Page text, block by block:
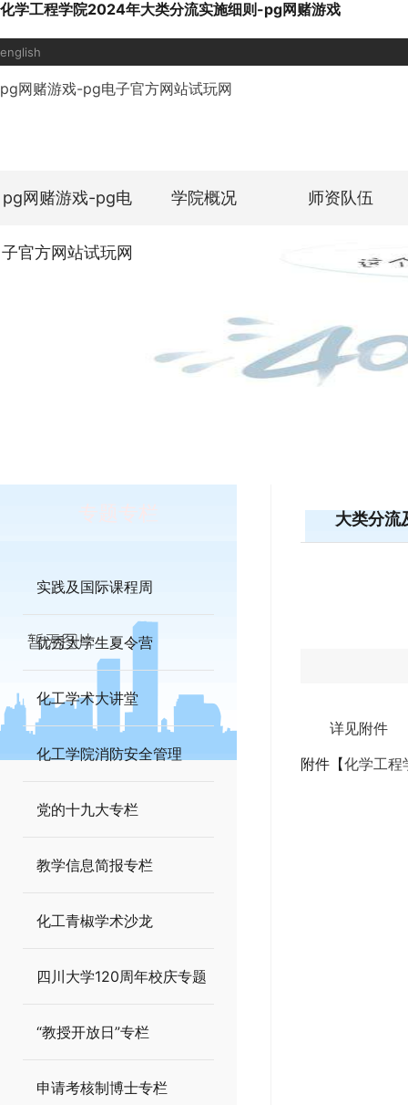
化学工程学院2024年大类分流实施细则-pg网赌游戏
english
pg网赌游戏-pg电子官方网站试玩网
pg网赌游戏-pg电
子官方网站试玩网
学院概况 师资队伍
专题专栏
实践及国际课程周
优秀大学生夏令营
化工学术大讲堂
化工学院消防安全管理
党的十九大专栏
教学信息简报专栏
化工青椒学术沙龙
四川大学120周年校庆专题
“教授开放日”专栏
申请考核制博士专栏
大类分流
详见附件
附件【化学工